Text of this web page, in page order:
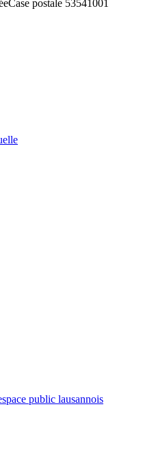
Case postale 53541001
public lausannois